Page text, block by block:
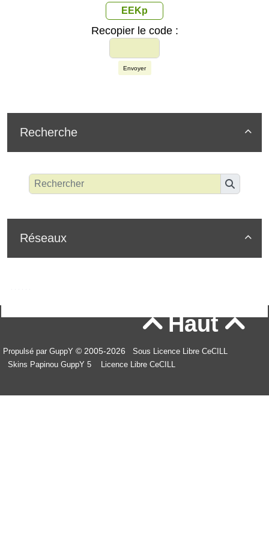
EEKp
Recopier le code :
Envoyer

Recherche

Réseaux
Haut
Propulsé par GuppY © 2005-2026
Sous Licence Libre CeCILL
Skins Papinou GuppY 5
Licence Libre CeCILL